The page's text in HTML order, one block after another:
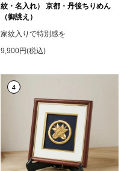
紋・名入れ） 京都・丹後ちりめん
（御誂え）
家紋入りで特別感を
9,900円(税込)
4